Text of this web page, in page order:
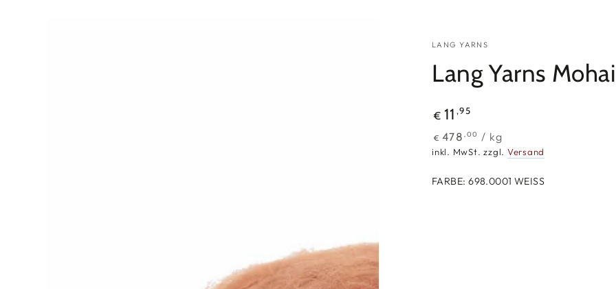
LANG YARNS
Lang Yarns
Regulärer
€ 11 ,95
Stückpreis
€ 478 ,00 / pro
kg
inkl. MwSt. zzgl. Versand
FARBE:698.0001 WEISS